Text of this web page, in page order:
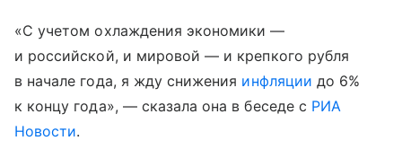
«С учетом охлаждения экономики —
и российской, и мировой — и крепкого рубля
в начале года, я жду снижения инфляции до 6%
к концу года», — сказала она в беседе с РИА
Новости.